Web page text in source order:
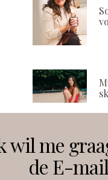
Volg ons
wil me
de E-